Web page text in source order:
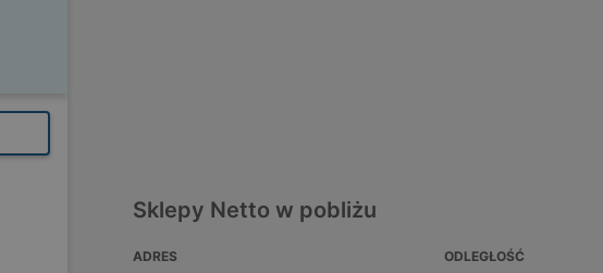
Sklepy Netto w pobliżu
ADRES ODLEGŁOŚĆ